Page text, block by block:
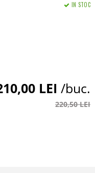
IN STOC
LEI /buc.
220,50 LEI